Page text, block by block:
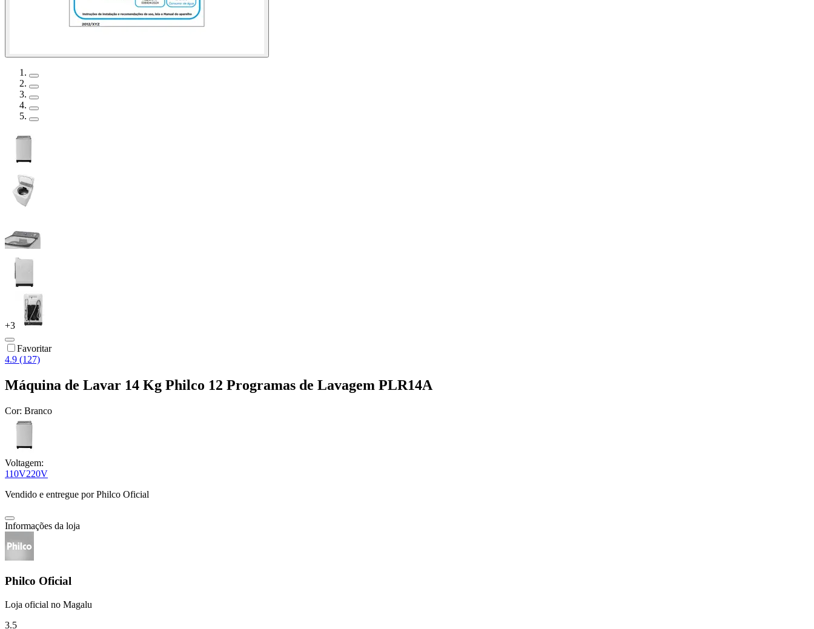
+3
Favoritar
4.9 (127)
Máquina de Lavar 14 Kg Philco 12 Programas de Lavagem PLR14A
Cor: Branco
Voltagem:
110V220V
Vendido e entregue por Philco Oficial
Informações da loja
Philco Oficial
Loja oficial no Magalu
3.5